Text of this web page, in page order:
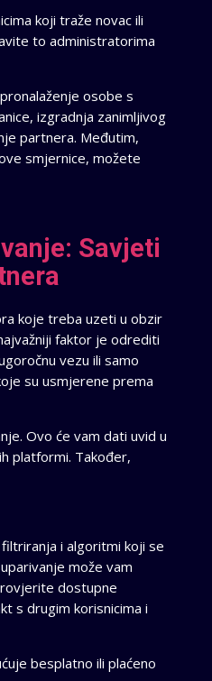
koji traže novac ili
to administratorima
osobe s
izgradnja zanimljivog
partnera. Međutim,
smjernice, možete
Savjeti
koje treba uzeti u obzir
faktor je odrediti
vezu ili samo
su usmjerene prema
Ovo će vam dati uvid u
platformi. Također,
i algoritmi koji se
može vam
dostupne
s drugim korisnicima i
besplatno ili plaćeno